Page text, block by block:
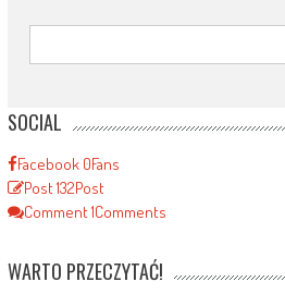
SOCIAL
Facebook 0Fans
Post132Post
Comment1Comments
WARTO PRZECZYTAĆ!